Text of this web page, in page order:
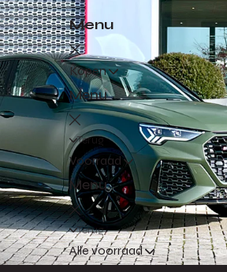
Menu
Kopen
Menu
Terug
Voorraad
Menu
Terug
Alle voorraad